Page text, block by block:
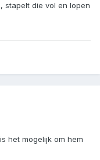
stapelt die vol en lopen
het mogelijk om hem